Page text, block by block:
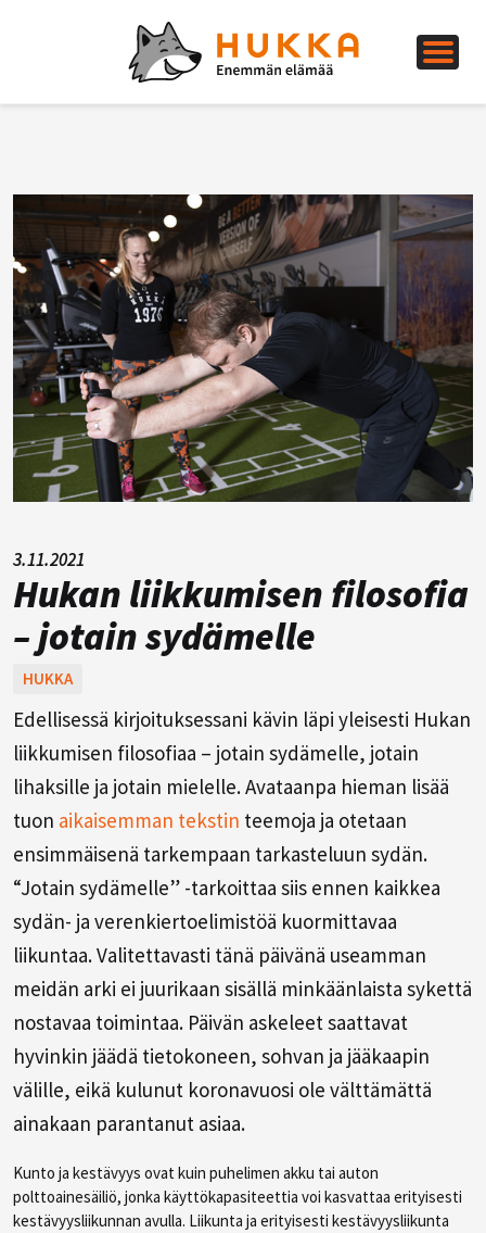
3.11.2021
Hukan liikkumisen filosofia
– jotain sydämelle
HUKKA
Edellisessä kirjoituksessani kävin läpi yleisesti Hukan
liikkumisen filosofiaa – jotain sydämelle, jotain
lihaksille ja jotain mielelle. Avataanpa hieman lisää
tuon aikaisemman tekstin teemoja ja otetaan
ensimmäisenä tarkempaan tarkasteluun sydän.
“Jotain sydämelle” -tarkoittaa siis ennen kaikkea
sydän- ja verenkiertoelimistöä kuormittavaa
liikuntaa. Valitettavasti tänä päivänä useamman
meidän arki ei juurikaan sisällä minkäänlaista sykettä
nostavaa toimintaa. Päivän askeleet saattavat
hyvinkin jäädä tietokoneen, sohvan ja jääkaapin
välille, eikä kulunut koronavuosi ole välttämättä
ainakaan parantanut asiaa.
Kunto ja kestävyys ovat kuin puhelimen akku tai auton
polttoainesäiliö, jonka käyttökapasiteettia voi kasvattaa erityisesti
kestävyysliikunnan avulla. Liikunta ja erityisesti kestävyysliikunta